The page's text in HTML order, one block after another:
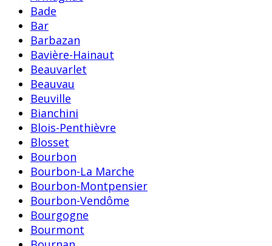
Bade
Bar
Barbazan
Bavière-Hainaut
Beauvarlet
Beauvau
Beuville
Bianchini
Blois-Penthièvre
Blosset
Bourbon
Bourbon-La Marche
Bourbon-Montpensier
Bourbon-Vendôme
Bourgogne
Bourmont